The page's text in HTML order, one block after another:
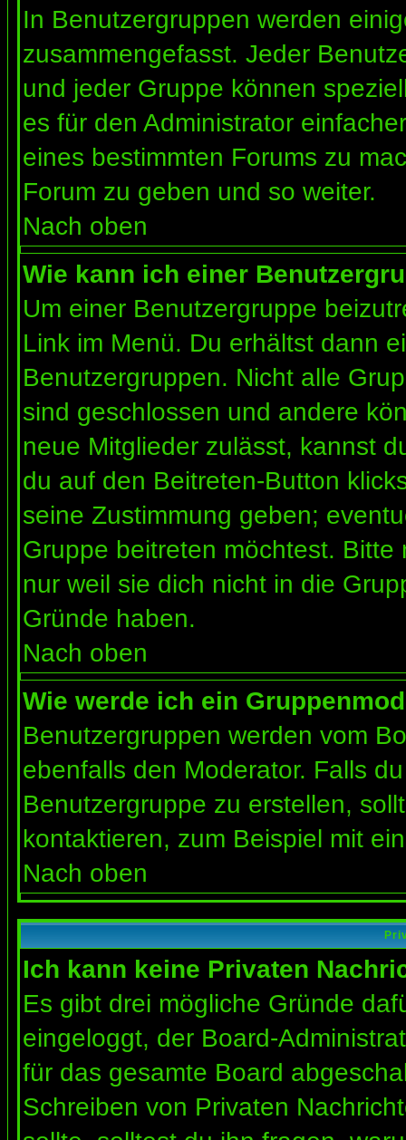
In Benutzergruppen werden
zusammengefasst. Jeder
und jeder Gruppe können
es für den Administrator
eines bestimmten Forums zu
Forum zu geben und so weiter.
Nach oben
Wie kann ich einer
Um einer Benutzergruppe
Link im Menü. Du erhältst dann
Benutzergruppen. Nicht alle
sind geschlossen und andere
neue Mitglieder zulässt, kannst
du auf den Beitreten-Button
seine Zustimmung geben;
Gruppe beitreten möchtest.
nur weil sie dich nicht in die
Gründe haben.
Nach oben
Wie werde ich ein
Benutzergruppen werden vom
ebenfalls den Moderator. Falls
Benutzergruppe zu erstellen,
kontaktieren, zum Beispiel mit
Nach oben
Ich kann keine Privaten
Es gibt drei mögliche Gründe
eingeloggt, der Board-
für das gesamte Board
Schreiben von Privaten